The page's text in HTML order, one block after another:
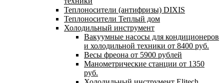
Теплоносители (антифризы) DIXIS
Теплоносители Теплый дом
Холодильный инструмент
Вакуумные насосы для кондиционеров
и холодильной техники от 8400 руб.
Весы фреона от 5900 рублей
Манометрические станции от 1350
руб.